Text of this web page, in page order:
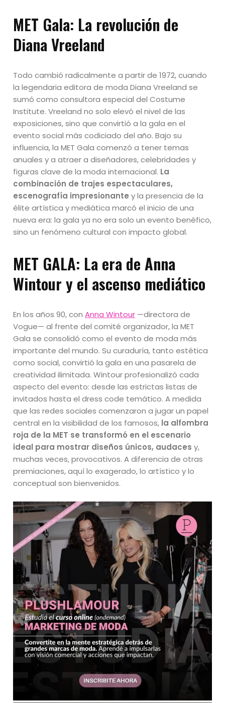
MET Gala: La revolución de
Diana Vreeland
Todo cambió radicalmente a partir de 1972, cuando
la legendaria editora de moda Diana Vreeland se
sumó como consultora especial del Costume
Institute. Vreeland no solo elevó el nivel de las
exposiciones, sino que convirtió a la gala en el
evento social más codiciado del año. Bajo su
influencia, la MET Gala comenzó a tener temas
anuales y a atraer a diseñadores, celebridades y
figuras clave de la moda internacional. La
combinación de trajes espectaculares,
escenografía impresionantey la presencia de la
élite artística y mediática marcó el inicio de una
nueva era: la gala ya no era solo un evento benéfico,
sino un fenómeno cultural con impacto global.
MET GALA: La era de Anna
Wintour y el ascenso mediático
En los años 90, conAnna Wintour —directora de
Vogue— al frente del comité organizador, la MET
Gala se consolidó como el evento de moda más
importante del mundo. Su curaduría, tanto estética
como social, convirtió la gala en una pasarela de
creatividad ilimitada. Wintour profesionalizó cada
aspecto del evento: desde las estrictas listas de
invitados hasta el dress code temático. A medida
que las redes sociales comenzaron a jugar un papel
central en la visibilidad de los famosos, la alfombra
roja de la MET se transformó en el escenario
ideal para mostrar diseños únicos, audacesy,
muchas veces, provocativos. A diferencia de otras
premiaciones, aquí lo exagerado, lo artístico y lo
conceptual son bienvenidos.